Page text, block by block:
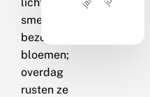
smeer en
bezoeken
bloemen;
overdag
rusten ze